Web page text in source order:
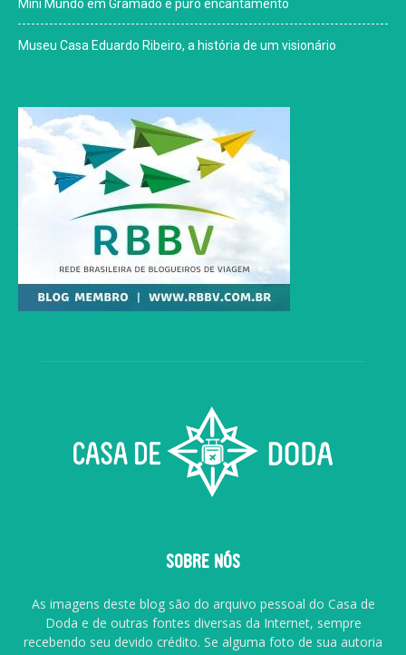
Mini Mundo em Gramado é puro encantamento
Museu Casa Eduardo Ribeiro, a história de um visionário
SOBRE NÓS
As imagens deste blog são do arquivo pessoal do Casa de
Doda e de outras fontes diversas da Internet, sempre
recebendo seu devido crédito. Se alguma foto de sua autoria